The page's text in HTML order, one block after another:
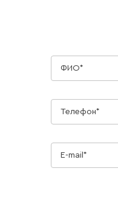
ФИО*
Телефон*
E-mail*